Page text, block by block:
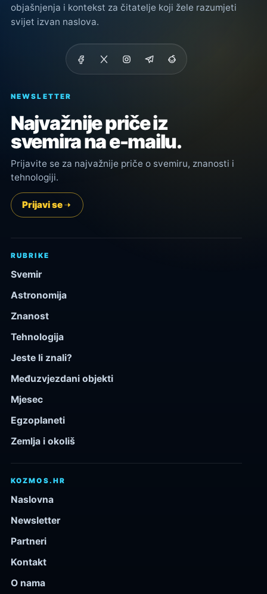
objašnjenja i kontekst za čitatelje koji žele razumjeti
svijet izvan naslova.
NEWSLETTER
Najvažnije priče iz
svemira na e-mailu.
Prijavite se za najvažnije priče o svemiru, znanosti i
tehnologiji.
Prijavi se
RUBRIKE
Svemir
Astronomija
Znanost
Tehnologija
Jeste li znali?
Međuzvjezdani objekti
Mjesec
Egzoplaneti
Zemlja i okoliš
KOZMOS.HR
Naslovna
Newsletter
Partneri
Kontakt
O nama